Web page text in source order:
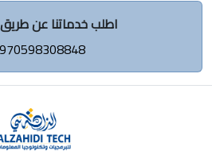
اطلب خدماتنا عن
970598308848